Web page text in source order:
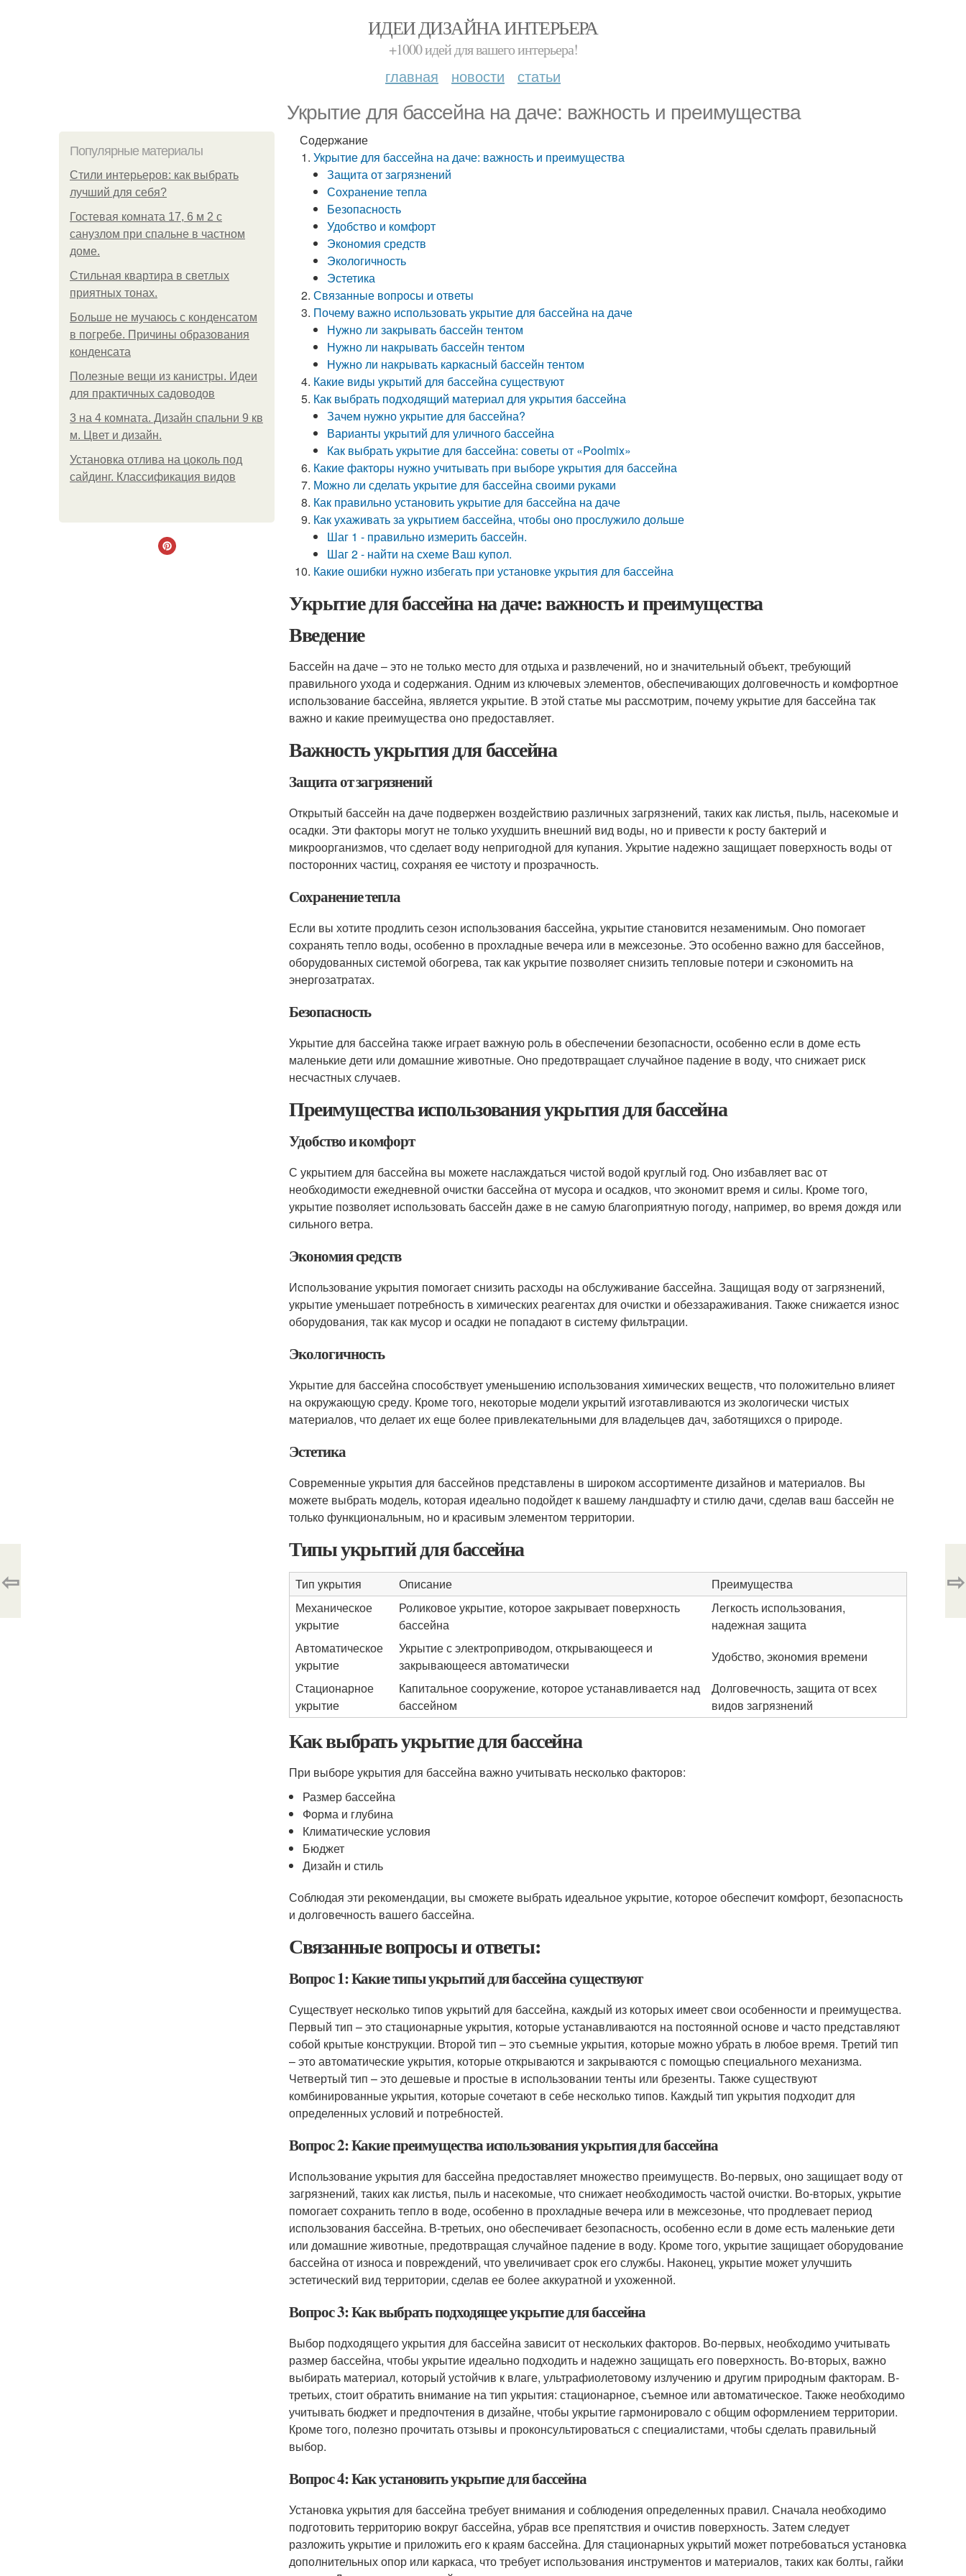
ИДЕИ ДИЗАЙНА ИНТЕРЬЕРА
+1000 идей для вашего интерьера!
главная новости статьи
Укрытие для бассейна на даче: важность и преимущества
Популярные материалы
Стили интерьеров: как выбрать
лучший для себя?
Гостевая комната 17, 6 м 2 с
санузлом при спальне в частном
доме.
Стильная квартира в светлых
приятных тонах.
Больше не мучаюсь с конденсатом
в погребе. Причины образования
конденсата
Полезные вещи из канистры. Идеи
для практичных садоводов
3 на 4 комната. Дизайн спальни 9 кв
м. Цвет и дизайн.
Установка отлива на цоколь под
сайдинг. Классификация видов
Содержание
Укрытие для бассейна на даче: важность и преимущества
Защита от загрязнений
Сохранение тепла
Безопасность
Удобство и комфорт
Экономия средств
Экологичность
Эстетика
Связанные вопросы и ответы
Почему важно использовать укрытие для бассейна на даче
Нужно ли закрывать бассейн тентом
Нужно ли накрывать бассейн тентом
Нужно ли накрывать каркасный бассейн тентом
Какие виды укрытий для бассейна существуют
Как выбрать подходящий материал для укрытия бассейна
Зачем нужно укрытие для бассейна?
Варианты укрытий для уличного бассейна
Как выбрать укрытие для бассейна: советы от «Poolmix»
Какие факторы нужно учитывать при выборе укрытия для бассейна
Можно ли сделать укрытие для бассейна своими руками
Как правильно установить укрытие для бассейна на даче
Как ухаживать за укрытием бассейна, чтобы оно прослужило дольше
Шаг 1 - правильно измерить бассейн.
Шаг 2 - найти на схеме Ваш купол.
Какие ошибки нужно избегать при установке укрытия для бассейна
Укрытие для бассейна на даче: важность и преимущества
Введение
Бассейн на даче – это не только место для отдыха и развлечений, но и значительный объект, требующий
правильного ухода и содержания. Одним из ключевых элементов, обеспечивающих долговечность и комфортное
использование бассейна, является укрытие. В этой статье мы рассмотрим, почему укрытие для бассейна так
важно и какие преимущества оно предоставляет.
Важность укрытия для бассейна
Защита от загрязнений
Открытый бассейн на даче подвержен воздействию различных загрязнений, таких как листья, пыль, насекомые и
осадки. Эти факторы могут не только ухудшить внешний вид воды, но и привести к росту бактерий и
микроорганизмов, что сделает воду непригодной для купания. Укрытие надежно защищает поверхность воды от
посторонних частиц, сохраняя ее чистоту и прозрачность.
Сохранение тепла
Если вы хотите продлить сезон использования бассейна, укрытие становится незаменимым. Оно помогает
сохранять тепло воды, особенно в прохладные вечера или в межсезонье. Это особенно важно для бассейнов,
оборудованных системой обогрева, так как укрытие позволяет снизить тепловые потери и сэкономить на
энергозатратах.
Безопасность
Укрытие для бассейна также играет важную роль в обеспечении безопасности, особенно если в доме есть
маленькие дети или домашние животные. Оно предотвращает случайное падение в воду, что снижает риск
несчастных случаев.
Преимущества использования укрытия для бассейна
Удобство и комфорт
С укрытием для бассейна вы можете наслаждаться чистой водой круглый год. Оно избавляет вас от
необходимости ежедневной очистки бассейна от мусора и осадков, что экономит время и силы. Кроме того,
укрытие позволяет использовать бассейн даже в не самую благоприятную погоду, например, во время дождя или
сильного ветра.
Экономия средств
Использование укрытия помогает снизить расходы на обслуживание бассейна. Защищая воду от загрязнений,
укрытие уменьшает потребность в химических реагентах для очистки и обеззараживания. Также снижается износ
оборудования, так как мусор и осадки не попадают в систему фильтрации.
Экологичность
Укрытие для бассейна способствует уменьшению использования химических веществ, что положительно влияет
на окружающую среду. Кроме того, некоторые модели укрытий изготавливаются из экологически чистых
материалов, что делает их еще более привлекательными для владельцев дач, заботящихся о природе.
Эстетика
Современные укрытия для бассейнов представлены в широком ассортименте дизайнов и материалов. Вы
можете выбрать модель, которая идеально подойдет к вашему ландшафту и стилю дачи, сделав ваш бассейн не
только функциональным, но и красивым элементом территории.
Типы укрытий для бассейна
Тип укрытия Описание
Преимущества
Механическое
укрытие
Роликовое укрытие, которое закрывает поверхность
бассейна
Легкость использования,
надежная защита
Автоматическое
укрытие
Укрытие с электроприводом, открывающееся и
закрывающееся автоматически
Удобство, экономия времени
Стационарное
укрытие
Капитальное сооружение, которое устанавливается над
бассейном
Долговечность, защита от всех
видов загрязнений
Как выбрать укрытие для бассейна
При выборе укрытия для бассейна важно учитывать несколько факторов:
Размер бассейна
Форма и глубина
Климатические условия
Бюджет
Дизайн и стиль
Соблюдая эти рекомендации, вы сможете выбрать идеальное укрытие, которое обеспечит комфорт, безопасность
и долговечность вашего бассейна.
Связанные вопросы и ответы:
Вопрос 1: Какие типы укрытий для бассейна существуют
Существует несколько типов укрытий для бассейна, каждый из которых имеет свои особенности и преимущества.
Первый тип – это стационарные укрытия, которые устанавливаются на постоянной основе и часто представляют
собой крытые конструкции. Второй тип – это съемные укрытия, которые можно убрать в любое время. Третий тип
– это автоматические укрытия, которые открываются и закрываются с помощью специального механизма.
Четвертый тип – это дешевые и простые в использовании тенты или брезенты. Также существуют
комбинированные укрытия, которые сочетают в себе несколько типов. Каждый тип укрытия подходит для
определенных условий и потребностей.
Вопрос 2: Какие преимущества использования укрытия для бассейна
Использование укрытия для бассейна предоставляет множество преимуществ. Во-первых, оно защищает воду от
загрязнений, таких как листья, пыль и насекомые, что снижает необходимость частой очистки. Во-вторых, укрытие
помогает сохранить тепло в воде, особенно в прохладные вечера или в межсезонье, что продлевает период
использования бассейна. В-третьих, оно обеспечивает безопасность, особенно если в доме есть маленькие дети
или домашние животные, предотвращая случайное падение в воду. Кроме того, укрытие защищает оборудование
бассейна от износа и повреждений, что увеличивает срок его службы. Наконец, укрытие может улучшить
эстетический вид территории, сделав ее более аккуратной и ухоженной.
Вопрос 3: Как выбрать подходящее укрытие для бассейна
Выбор подходящего укрытия для бассейна зависит от нескольких факторов. Во-первых, необходимо учитывать
размер бассейна, чтобы укрытие идеально подходить и надежно защищать его поверхность. Во-вторых, важно
выбирать материал, который устойчив к влаге, ультрафиолетовому излучению и другим природным факторам. В-
третьих, стоит обратить внимание на тип укрытия: стационарное, съемное или автоматическое. Также необходимо
учитывать бюджет и предпочтения в дизайне, чтобы укрытие гармонировало с общим оформлением территории.
Кроме того, полезно прочитать отзывы и проконсультироваться с специалистами, чтобы сделать правильный
выбор.
Вопрос 4: Как установить укрытие для бассейна
Установка укрытия для бассейна требует внимания и соблюдения определенных правил. Сначала необходимо
подготовить территорию вокруг бассейна, убрав все препятствия и очистив поверхность. Затем следует
разложить укрытие и приложить его к краям бассейна. Для стационарных укрытий может потребоваться установка
дополнительных опор или каркаса, что требует использования инструментов и материалов, таких как болты, гайки
⇦ ⇨